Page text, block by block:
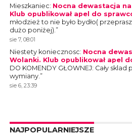
Mieszkaniec: Nocna dewastacja
Klub opublikował apel do
młodzież to nie było bydło(
dużo poniżej). ”
sie 7, 08:01
Niestety koniecznosc: Nocna
Wolanki. Klub opublikował apel
DO KOMENDY GŁOWNEJ: Cały
wymiany. ”
sie 6, 23:39
NAJPOPULARNIEJSZE